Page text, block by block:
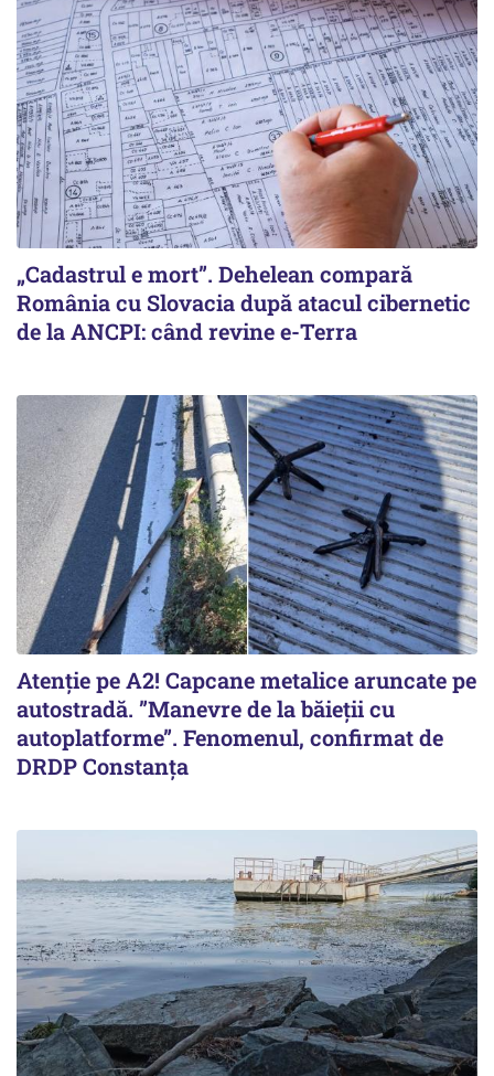
„Cadastrul e mort”. Dehelean compară
România cu Slovacia după atacul cibernetic
de la ANCPI: când revine e-Terra
Atenție pe A2! Capcane metalice aruncate pe
autostradă. ”Manevre de la băieții cu
autoplatforme”. Fenomenul, confirmat de
DRDP Constanța